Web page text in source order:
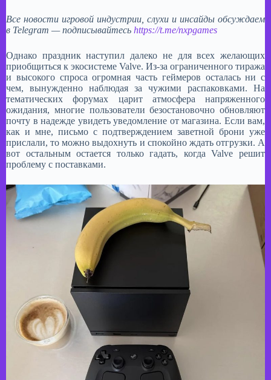
Все новости игровой индустрии, слухи и инсайды обсуждаем
в Telegram — подписывайтесь https://t.me/nxpgames
Однако праздник наступил далеко не для всех желающих
приобщиться к экосистеме Valve. Из-за ограниченного тиража
и высокого спроса огромная часть геймеров осталась ни с
чем, вынужденно наблюдая за чужими распаковками. На
тематических форумах царит атмосфера напряженного
ожидания, многие пользователи безостановочно обновляют
почту в надежде увидеть уведомление от магазина. Если вам,
как и мне, письмо с подтверждением заветной брони уже
прислали, то можно выдохнуть и спокойно ждать отгрузки. А
вот остальным остается только гадать, когда Valve решит
проблему с поставками. ​